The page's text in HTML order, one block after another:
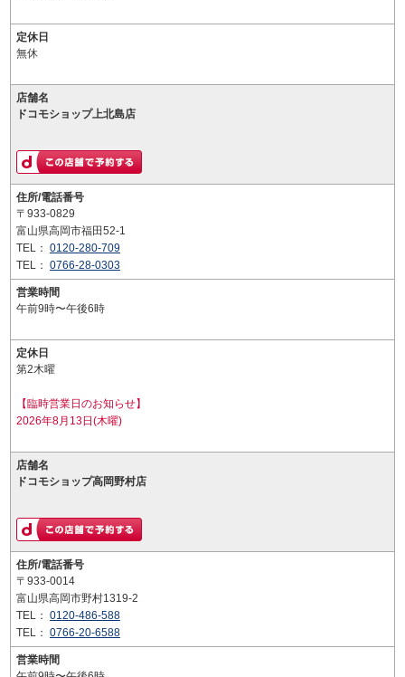
定休日
無休
店舗名
ドコモショップ上北島店
住所/電話番号
〒933-0829
富山県高岡市福田52-1
TEL： 0120-280-709
TEL： 0766-28-0303
営業時間
午前9時〜午後6時
定休日
第2木曜
【臨時営業日のお知らせ】
2026年8月13日(木曜)
店舗名
ドコモショップ高岡野村店
住所/電話番号
〒933-0014
富山県高岡市野村1319-2
TEL： 0120-486-588
TEL： 0766-20-6588
営業時間